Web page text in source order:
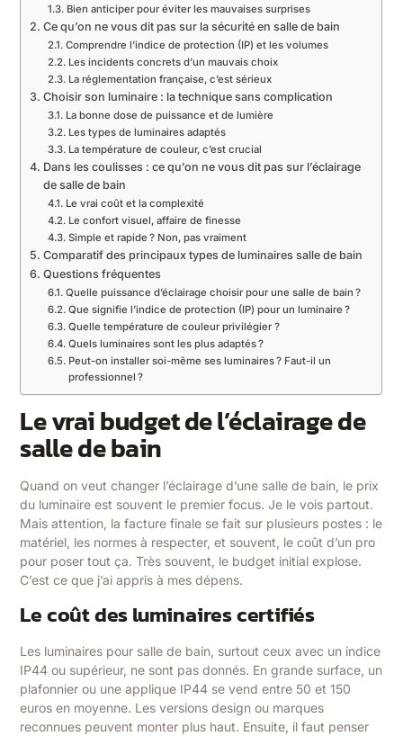
Bien anticiper pour éviter les mauvaises surprises
Ce qu’on ne vous dit pas sur la sécurité en salle de bain
Comprendre l’indice de protection (IP) et les volumes
Les incidents concrets d’un mauvais choix
La réglementation française, c’est sérieux
Choisir son luminaire : la technique sans complication
La bonne dose de puissance et de lumière
Les types de luminaires adaptés
La température de couleur, c’est crucial
Dans les coulisses : ce qu’on ne vous dit pas sur l’éclairage
de salle de bain
Le vrai coût et la complexité
Le confort visuel, affaire de finesse
Simple et rapide ? Non, pas vraiment
Comparatif des principaux types de luminaires salle de bain
Questions fréquentes
Quelle puissance d’éclairage choisir pour une salle de bain ?
Que signifie l’indice de protection (IP) pour un luminaire ?
Quelle température de couleur privilégier ?
Quels luminaires sont les plus adaptés ?
Peut-on installer soi-même ses luminaires ? Faut-il un
professionnel ?
Le vrai budget de l’éclairage de
salle de bain
Quand on veut changer l’éclairage d’une salle de bain, le prix
du luminaire est souvent le premier focus. Je le vois partout.
Mais attention, la facture finale se fait sur plusieurs postes : le
matériel, les normes à respecter, et souvent, le coût d’un pro
pour poser tout ça. Très souvent, le budget initial explose.
C’est ce que j’ai appris à mes dépens.
Le coût des luminaires certifiés
Les luminaires pour salle de bain, surtout ceux avec un indice
IP44 ou supérieur, ne sont pas donnés. En grande surface, un
plafonnier ou une applique IP44 se vend entre 50 et 150
euros en moyenne. Les versions design ou marques
reconnues peuvent monter plus haut. Ensuite, il faut penser